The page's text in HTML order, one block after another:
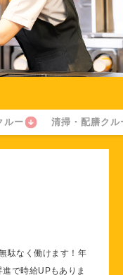
ルー 清掃・配膳クル
駄なく働けます！年
で時給UPもありま